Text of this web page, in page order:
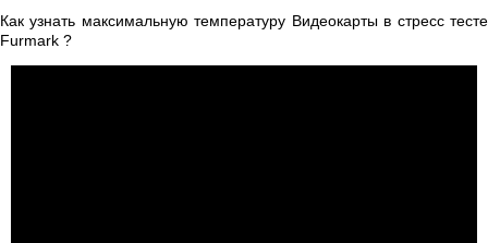
Как узнать максимальную температуру Видеокарты в стресс тесте
Furmark ?